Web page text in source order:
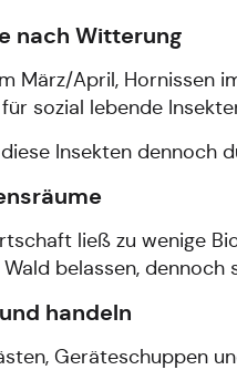
nach Witterung
März/April, Hornissen
sozial lebende
Insekten dennoch
ließ zu wenige
belassen,
handeln
Geräteschuppen